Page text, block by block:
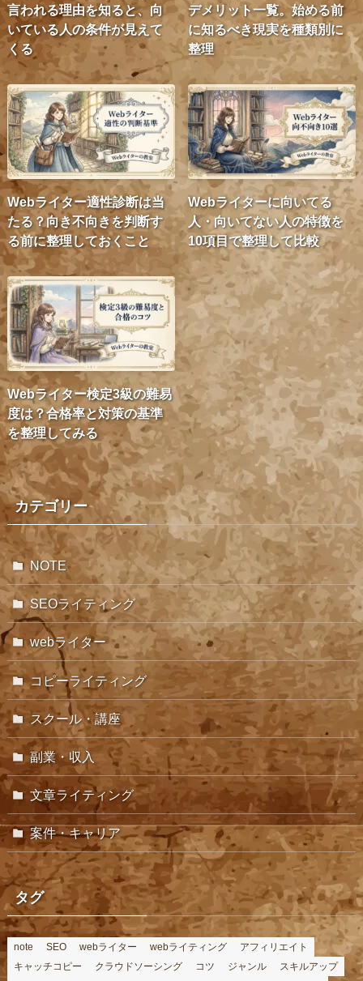
言われる理由を知ると、向
いている人の条件が見えて
くる
デメリット一覧。始める前
に知るべき現実を種類別に
整理
Webライター適性診断は当
たる？向き不向きを判断す
る前に整理しておくこと
Webライターに向いてる
人・向いてない人の特徴を
10項目で整理して比較
Webライター検定3級の難易
度は？合格率と対策の基準
を整理してみる
カテゴリー
NOTE
SEOライティング
webライター
コピーライティング
スクール・講座
副業・収入
文章ライティング
案件・キャリア
タグ
note SEO webライター webライティング
アフィリエイト
キャッチコピー
クラウドソーシング コツ ジャンル
スキルアップ